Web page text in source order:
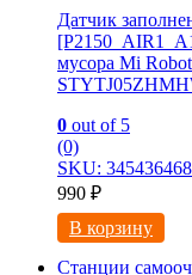
Датчик
мусора Mi
0 out of 5
(0)
SKU:
990 ₽
В корзину
Станции